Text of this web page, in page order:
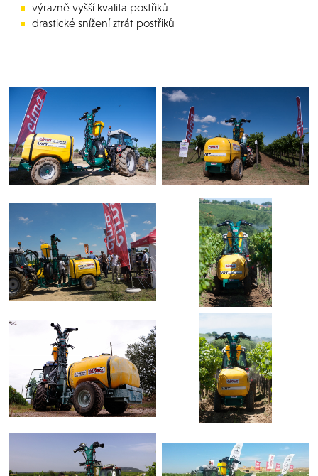
výrazně vyšší kvalita postřiků
drastické snížení ztrát postřiků